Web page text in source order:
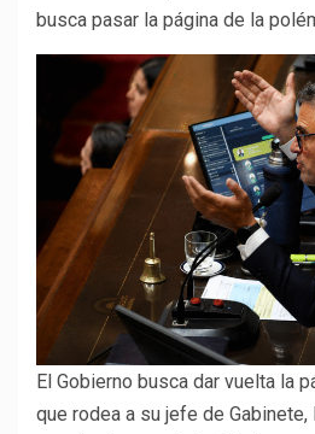
busca pasar la página de la
El Gobierno busca dar vuelta la
que rodea a su jefe de Gabinete,